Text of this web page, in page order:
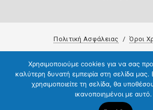
Πολιτική Ασφάλειας Όροι
Χρησιμοποιούμε cookies για να σας
καλύτερη δυνατή εμπειρία στη σελίδα
χρησιμοποιείτε τη σελίδα, θα
ικανοποιημένοι με αυτό.